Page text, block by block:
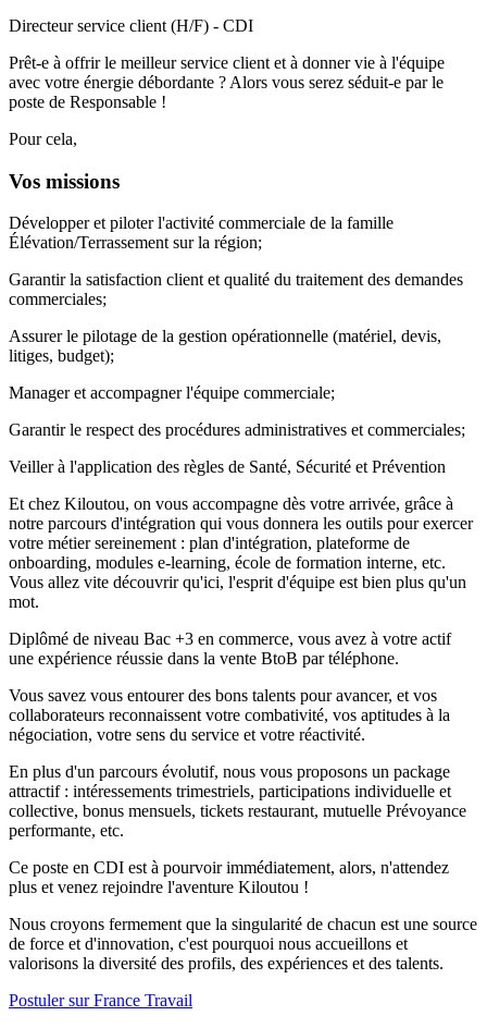
Directeur service client (H/F) - CDI
Prêt-e à offrir le meilleur service client et à donner vie à l'équipe
avec votre énergie débordante ? Alors vous serez séduit-e par le
poste de Responsable !
Pour cela,
Vos missions
Développer et piloter l'activité commerciale de la famille
Élévation/Terrassement sur la région;
Garantir la satisfaction client et qualité du traitement des demandes
commerciales;
Assurer le pilotage de la gestion opérationnelle (matériel, devis,
litiges, budget);
Manager et accompagner l'équipe commerciale;
Garantir le respect des procédures administratives et commerciales;
Veiller à l'application des règles de Santé, Sécurité et Prévention
Et chez Kiloutou, on vous accompagne dès votre arrivée, grâce à
notre parcours d'intégration qui vous donnera les outils pour exercer
votre métier sereinement : plan d'intégration, plateforme de
onboarding, modules e-learning, école de formation interne, etc.
Vous allez vite découvrir qu'ici, l'esprit d'équipe est bien plus qu'un
mot.
Diplômé de niveau Bac +3 en commerce, vous avez à votre actif
une expérience réussie dans la vente BtoB par téléphone.
Vous savez vous entourer des bons talents pour avancer, et vos
collaborateurs reconnaissent votre combativité, vos aptitudes à la
négociation, votre sens du service et votre réactivité.
En plus d'un parcours évolutif, nous vous proposons un package
attractif : intéressements trimestriels, participations individuelle et
collective, bonus mensuels, tickets restaurant, mutuelle Prévoyance
performante, etc.
Ce poste en CDI est à pourvoir immédiatement, alors, n'attendez
plus et venez rejoindre l'aventure Kiloutou !
Nous croyons fermement que la singularité de chacun est une source
de force et d'innovation, c'est pourquoi nous accueillons et
valorisons la diversité des profils, des expériences et des talents.
Postuler sur France Travail